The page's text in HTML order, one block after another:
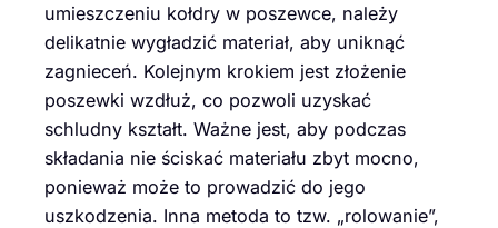
umieszczeniu kołdry w poszewce, należy
delikatnie wygładzić materiał, aby uniknąć
zagnieceń. Kolejnym krokiem jest złożenie
poszewki wzdłuż, co pozwoli uzyskać
schludny kształt. Ważne jest, aby podczas
składania nie ściskać materiału zbyt mocno,
ponieważ może to prowadzić do jego
uszkodzenia. Inna metoda to tzw. „rolowanie”,